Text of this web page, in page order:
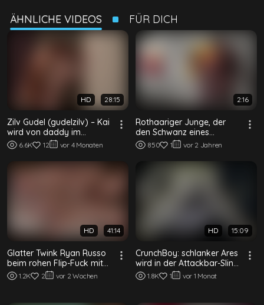
ÄHNLICHE VIDEOS FÜR DICH
HD 28:15
Zilv Gudel (gudelzilv) – Kai
wird von daddy im
Hotelzimmer gefickt
6.6K 12 vor 4 Monaten
2:16
Rothaariger Junge, der
den Schwanz eines
muskulösen Schönlings
bedient
850 1 vor 2 Jahren
HD 41:14
Glatter Twink Ryan Russo
beim rohen Flip-Fuck mit
einem muskulösen
tätowierten Stud
1.2K 2 vor 2 Wochen
HD 15:09
CrunchBoy: schlanker Ares
wird in der Attackbar-Sling
von einem muskulösen
Stud ro...
1.8K 1 vor 1 Monat